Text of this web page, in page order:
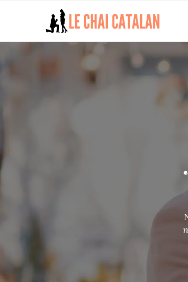
Nous
Sur Le Chai Catalan,
amour. Retrouvez
votre âme sœur. Vous